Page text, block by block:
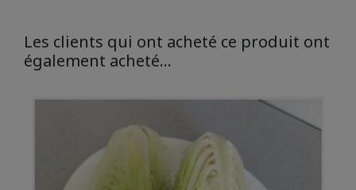
Les clients qui ont acheté ce produit ont
également acheté...